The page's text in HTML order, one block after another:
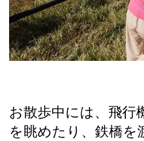
お散歩中には、飛行
を眺めたり、鉄橋を